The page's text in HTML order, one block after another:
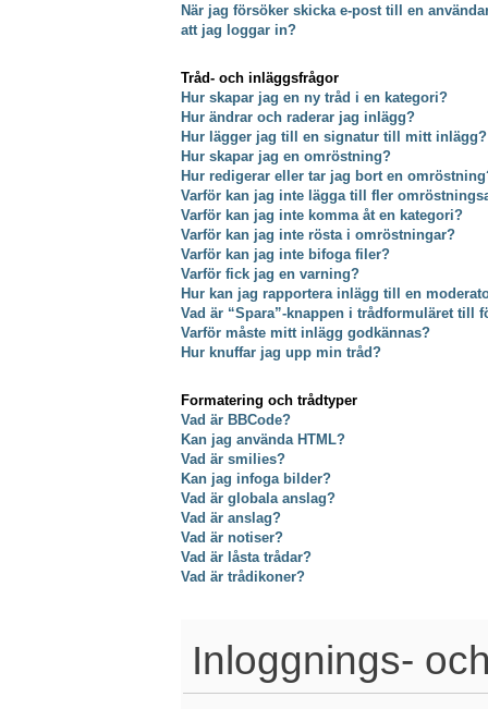
När jag försöker skicka e-post till en
att jag loggar in?
Tråd- och inläggsfrågor
Hur skapar jag en ny tråd i en kategori?
Hur ändrar och raderar jag inlägg?
Hur lägger jag till en signatur till mitt inlägg?
Hur skapar jag en omröstning?
Hur redigerar eller tar jag bort en
Varför kan jag inte lägga till fler
Varför kan jag inte komma åt en kategori?
Varför kan jag inte rösta i omröstningar?
Varför kan jag inte bifoga filer?
Varför fick jag en varning?
Hur kan jag rapportera inlägg till en
Vad är “Spara”-knappen i trådformuläret till
Varför måste mitt inlägg godkännas?
Hur knuffar jag upp min tråd?
Formatering och trådtyper
Vad är BBCode?
Kan jag använda HTML?
Vad är smilies?
Kan jag infoga bilder?
Vad är globala anslag?
Vad är anslag?
Vad är notiser?
Vad är låsta trådar?
Vad är trådikoner?
Inloggnings-